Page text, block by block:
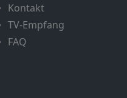
Kontakt
TV-Empfang
FAQ